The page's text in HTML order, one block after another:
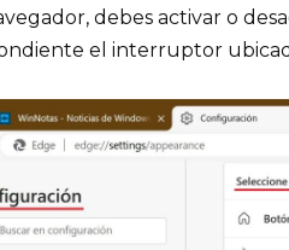
debes activar o
el interruptor